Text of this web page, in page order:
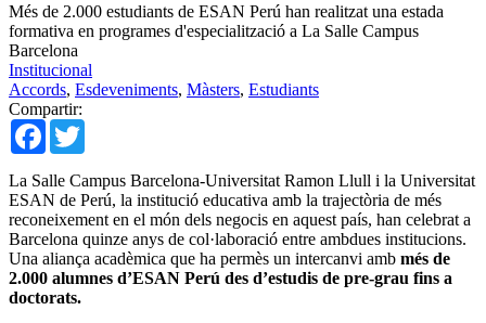
Més de 2.000 estudiants de ESAN Perú han realitzat una estada
formativa en programes d'especialització a La Salle Campus
Barcelona
Institucional
Accords, Esdeveniments, Màsters, Estudiants
Compartir:
Facebook
La Salle Campus Barcelona-Universitat Ramon Llull i la Universitat
ESAN de Perú, la institució educativa amb la trajectòria de més
reconeixement en el món dels negocis en aquest país, han celebrat a
Barcelona quinze anys de col·laboració entre ambdues institucions.
Una aliança acadèmica que ha permès un intercanvi amb més de
2.000 alumnes d’ESAN Perú des d’estudis de pre-grau fins a
doctorats.